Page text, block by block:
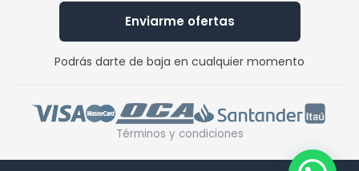
Enviarme ofertas
Podrás darte de baja en cualquier momento
Términos y condiciones